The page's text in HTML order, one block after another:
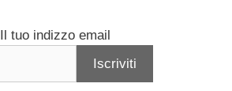
Il tuo indizzo email